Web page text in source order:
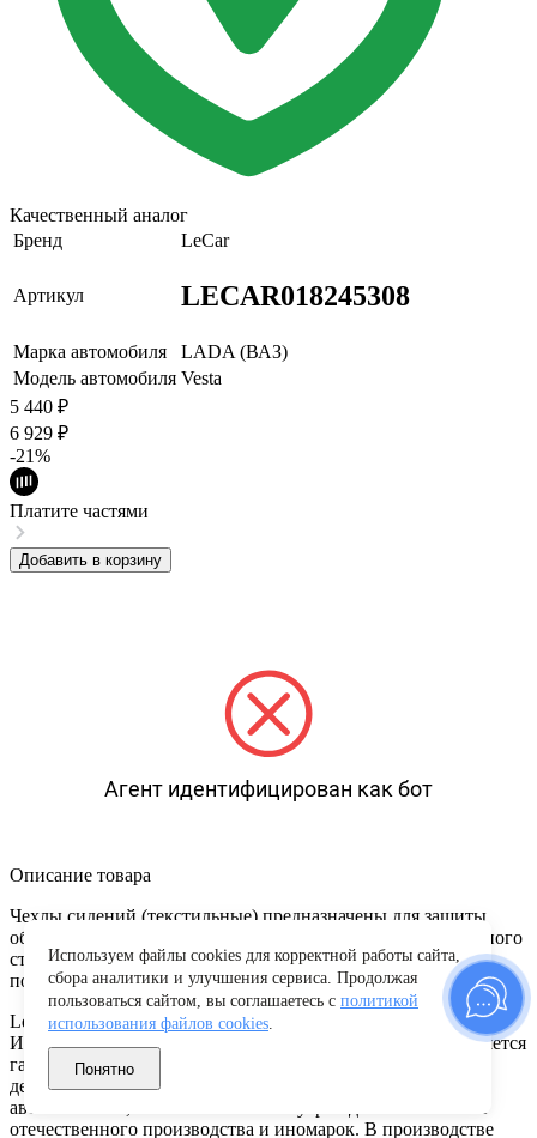
Качественный аналог
Бренд
LeCar
Артикул LECAR018245308
Марка автомобиля
LADA (ВАЗ)
Модель автомобиля Vesta
5 440 ₽
6 929 ₽
-21%
Платите частями
Добавить в корзину
Агент идентифицирован как бот
Описание товара
Чехлы сидений (текстильные) предназначены для защиты
обивки сидений от загрязнений и придания индивидуального
стиля салону автовладельца. Изготовлены из тканей и
поролона высокой плотности.
LeCar — это официальный российский бренд АО «Лада-
Имидж» (дочернего предприятия АвтоВАЗ), который является
гарантом качества, надежности и безопасности каждой
детали. Компания специализируется на производстве
автозапчастей, автохимии и аксессуаров для автомобилей
отечественного производства и иномарок. В производстве
Используем файлы cookies для корректной работы сайта,
сбора аналитики и улучшения сервиса. Продолжая
пользоваться сайтом, вы соглашаетесь с политикой
использования файлов cookies.
Понятно